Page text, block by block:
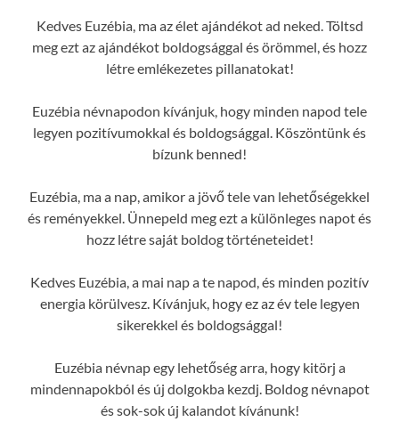
Kedves Euzébia, ma az élet ajándékot ad neked. Töltsd
meg ezt az ajándékot boldogsággal és örömmel, és hozz
létre emlékezetes pillanatokat!
Euzébia névnapodon kívánjuk, hogy minden napod tele
legyen pozitívumokkal és boldogsággal. Köszöntünk és
bízunk benned!
Euzébia, ma a nap, amikor a jövő tele van lehetőségekkel
és reményekkel. Ünnepeld meg ezt a különleges napot és
hozz létre saját boldog történeteidet!
Kedves Euzébia, a mai nap a te napod, és minden pozitív
energia körülvesz. Kívánjuk, hogy ez az év tele legyen
sikerekkel és boldogsággal!
Euzébia névnap egy lehetőség arra, hogy kitörj a
mindennapokból és új dolgokba kezdj. Boldog névnapot
és sok-sok új kalandot kívánunk!